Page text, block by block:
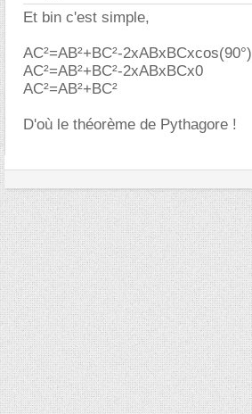
Et bin c'est simple,
AC²=AB²+BC²-2xABxBCxcos(90°)
AC²=AB²+BC²-2xABxBCx0
AC²=AB²+BC²
D'où le théorème de Pythagore !